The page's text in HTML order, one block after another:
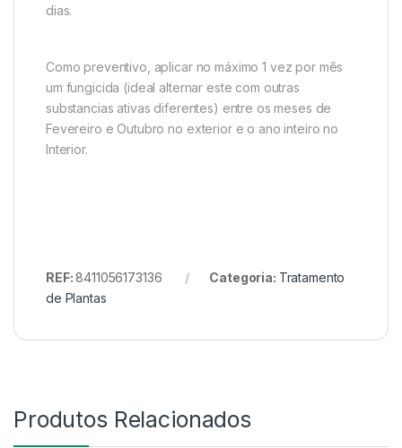
dias.
Como preventivo, aplicar no máximo 1 vez por mês
um fungicida (ideal alternar este com outras
substancias ativas diferentes) entre os meses de
Fevereiro e Outubro no exterior e o ano inteiro no
Interior.
REF:8411056173136 Categoria: Tratamento
de Plantas
Produtos Relacionados